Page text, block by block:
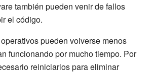
también pueden venir de fallos
el código.
pueden volverse menos
funcionando por mucho tiempo. Por
reiniciarlos para eliminar